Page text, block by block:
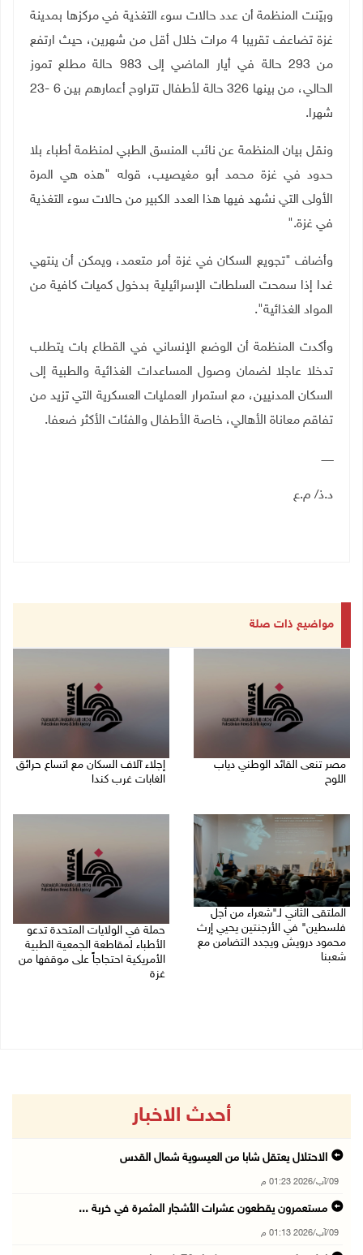
وبيّنت المنظمة أن عدد حالات سوء التغذية في مركزها بمدينة
غزة تضاعف تقريبا 4 مرات خلال أقل من شهرين، حيث ارتفع
من 293 حالة في أيار الماضي إلى 983 حالة مطلع تموز
الحالي، من بينها 326 حالة لأطفال تتراوح أعمارهم بين 6 -23
شهرا.
ونقل بيان المنظمة عن نائب المنسق الطبي لمنظمة أطباء بلا
حدود في غزة محمد أبو مغيصيب، قوله "هذه هي المرة
الأولى التي نشهد فيها هذا العدد الكبير من حالات سوء التغذية
في غزة".
وأضاف "تجويع السكان في غزة أمر متعمد، ويمكن أن ينتهي
غدا إذا سمحت السلطات الإسرائيلية بدخول كميات كافية من
المواد الغذائية".
وأكدت المنظمة أن الوضع الإنساني في القطاع بات يتطلب
تدخلا عاجلا لضمان وصول المساعدات الغذائية والطبية إلى
السكان المدنيين، مع استمرار العمليات العسكرية التي تزيد من
تفاقم معاناة الأهالي، خاصة الأطفال والفئات الأكثر ضعفا.
ـــــــ
د.ذ/ م.ع
مواضيع ذات صلة
مصر تنعى القائد الوطني دياب
اللوح
إجلاء آلاف السكان مع اتساع حرائق
الغابات غرب كندا
الملتقى الثاني لـ"شعراء من أجل
فلسطين" في الأرجنتين يحيي إرث
محمود درويش ويجدد التضامن مع
شعبنا
حملة في الولايات المتحدة تدعو
الأطباء لمقاطعة الجمعية الطبية
الأمريكية احتجاجاً على موقفها من
غزة
أحدث الاخبار
الاحتلال يعتقل شابا من العيسوية شمال القدس
09/آب/2026 01:23 م
مستعمرون يقطعون عشرات الأشجار المثمرة في خربة ...
09/آب/2026 01:13 م